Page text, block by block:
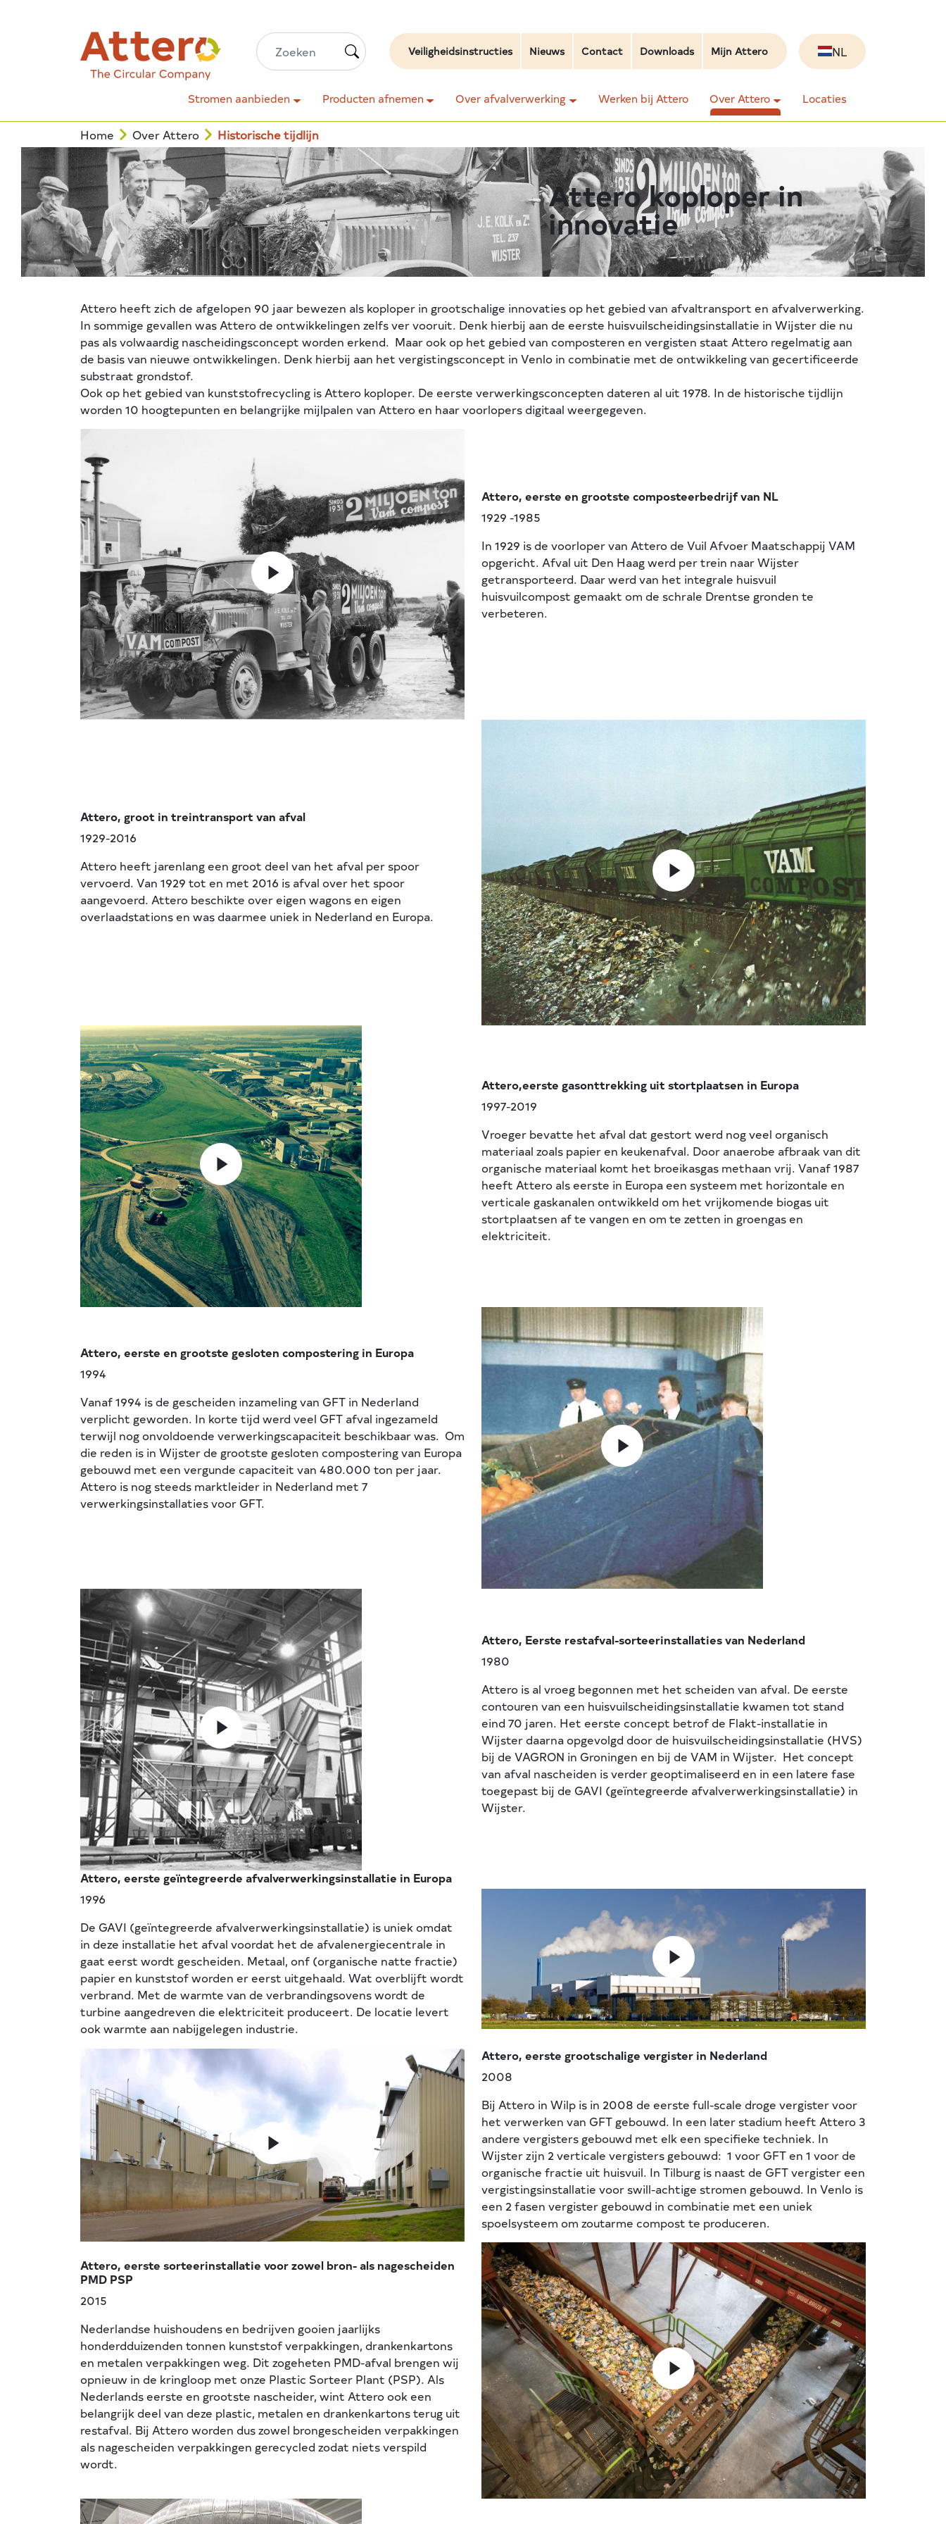
Veiligheidsinstructies Nieuws Contact Downloads Mijn Attero NL
Stromen aanbieden Producten afnemen Over afvalverwerking Werken bij Attero Over Attero Locaties
Home Over Attero Historische tijdlijn
Attero koploper in
innovatie
Attero heeft zich de afgelopen 90 jaar bewezen als koploper in grootschalige innovaties op het gebied van afvaltransport en afvalverwerking.
In sommige gevallen was Attero de ontwikkelingen zelfs ver vooruit. Denk hierbij aan de eerste huisvuilscheidingsinstallatie in Wijster die nu
pas als volwaardig nascheidingsconcept worden erkend. Maar ook op het gebied van composteren en vergisten staat Attero regelmatig aan
de basis van nieuwe ontwikkelingen. Denk hierbij aan het vergistingsconcept in Venlo in combinatie met de ontwikkeling van gecertificeerde
substraat grondstof.
Ook op het gebied van kunststofrecycling is Attero koploper. De eerste verwerkingsconcepten dateren al uit 1978. In de historische tijdlijn
worden 10 hoogtepunten en belangrijke mijlpalen van Attero en haar voorlopers digitaal weergegeven.
Attero, eerste en grootste composteerbedrijf van NL
1929 -1985
In 1929 is de voorloper van Attero de Vuil Afvoer Maatschappij VAM
opgericht. Afval uit Den Haag werd per trein naar Wijster
getransporteerd. Daar werd van het integrale huisvuil
huisvuilcompost gemaakt om de schrale Drentse gronden te
verbeteren.
Attero, groot in treintransport van afval
1929-2016
Attero heeft jarenlang een groot deel van het afval per spoor
vervoerd. Van 1929 tot en met 2016 is afval over het spoor
aangevoerd. Attero beschikte over eigen wagons en eigen
overlaadstations en was daarmee uniek in Nederland en Europa.
Attero,eerste gasonttrekking uit stortplaatsen in Europa
1997-2019
Vroeger bevatte het afval dat gestort werd nog veel organisch
materiaal zoals papier en keukenafval. Door anaerobe afbraak van dit
organische materiaal komt het broeikasgas methaan vrij. Vanaf 1987
heeft Attero als eerste in Europa een systeem met horizontale en
verticale gaskanalen ontwikkeld om het vrijkomende biogas uit
stortplaatsen af te vangen en om te zetten in groengas en
elektriciteit.
Attero, eerste en grootste gesloten compostering in Europa
1994
Vanaf 1994 is de gescheiden inzameling van GFT in Nederland
verplicht geworden. In korte tijd werd veel GFT afval ingezameld
terwijl nog onvoldoende verwerkingscapaciteit beschikbaar was. Om
die reden is in Wijster de grootste gesloten compostering van Europa
gebouwd met een vergunde capaciteit van 480.000 ton per jaar.
Attero is nog steeds marktleider in Nederland met 7
verwerkingsinstallaties voor GFT.
Attero, Eerste restafval-sorteerinstallaties van Nederland
1980
Attero is al vroeg begonnen met het scheiden van afval. De eerste
contouren van een huisvuilscheidingsinstallatie kwamen tot stand
eind 70 jaren. Het eerste concept betrof de Flakt-installatie in
Wijster daarna opgevolgd door de huisvuilscheidingsinstallatie (HVS)
bij de VAGRON in Groningen en bij de VAM in Wijster. Het concept
van afval nascheiden is verder geoptimaliseerd en in een latere fase
toegepast bij de GAVI (geïntegreerde afvalverwerkingsinstallatie) in
Wijster.
Attero, eerste geïntegreerde afvalverwerkingsinstallatie in Europa
1996
De GAVI (geïntegreerde afvalverwerkingsinstallatie) is uniek omdat
in deze installatie het afval voordat het de afvalenergiecentrale in
gaat eerst wordt gescheiden. Metaal, onf (organische natte fractie)
papier en kunststof worden er eerst uitgehaald. Wat overblijft wordt
verbrand. Met de warmte van de verbrandingsovens wordt de
turbine aangedreven die elektriciteit produceert. De locatie levert
ook warmte aan nabijgelegen industrie.
Attero, eerste grootschalige vergister in Nederland
2008
Bij Attero in Wilp is in 2008 de eerste full-scale droge vergister voor
het verwerken van GFT gebouwd. In een later stadium heeft Attero 3
andere vergisters gebouwd met elk een specifieke techniek. In
Wijster zijn 2 verticale vergisters gebouwd: 1 voor GFT en 1 voor de
organische fractie uit huisvuil. In Tilburg is naast de GFT vergister een
vergistingsinstallatie voor swill-achtige stromen gebouwd. In Venlo is
een 2 fasen vergister gebouwd in combinatie met een uniek
spoelsysteem om zoutarme compost te produceren.
Attero, eerste sorteerinstallatie voor zowel bron- als nagescheiden
PMD PSP
2015
Nederlandse huishoudens en bedrijven gooien jaarlijks
honderdduizenden tonnen kunststof verpakkingen, drankenkartons
en metalen verpakkingen weg. Dit zogeheten PMD-afval brengen wij
opnieuw in de kringloop met onze Plastic Sorteer Plant (PSP). Als
Nederlands eerste en grootste nascheider, wint Attero ook een
belangrijk deel van deze plastic, metalen en drankenkartons terug uit
restafval. Bij Attero worden dus zowel brongescheiden verpakkingen
als nagescheiden verpakkingen gerecycled zodat niets verspild
wordt.